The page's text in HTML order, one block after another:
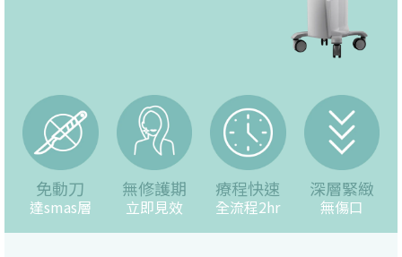
免動刀
達smas層
無修護期
立即見效
療程快速
全流程2hr
深層緊緻
無傷口